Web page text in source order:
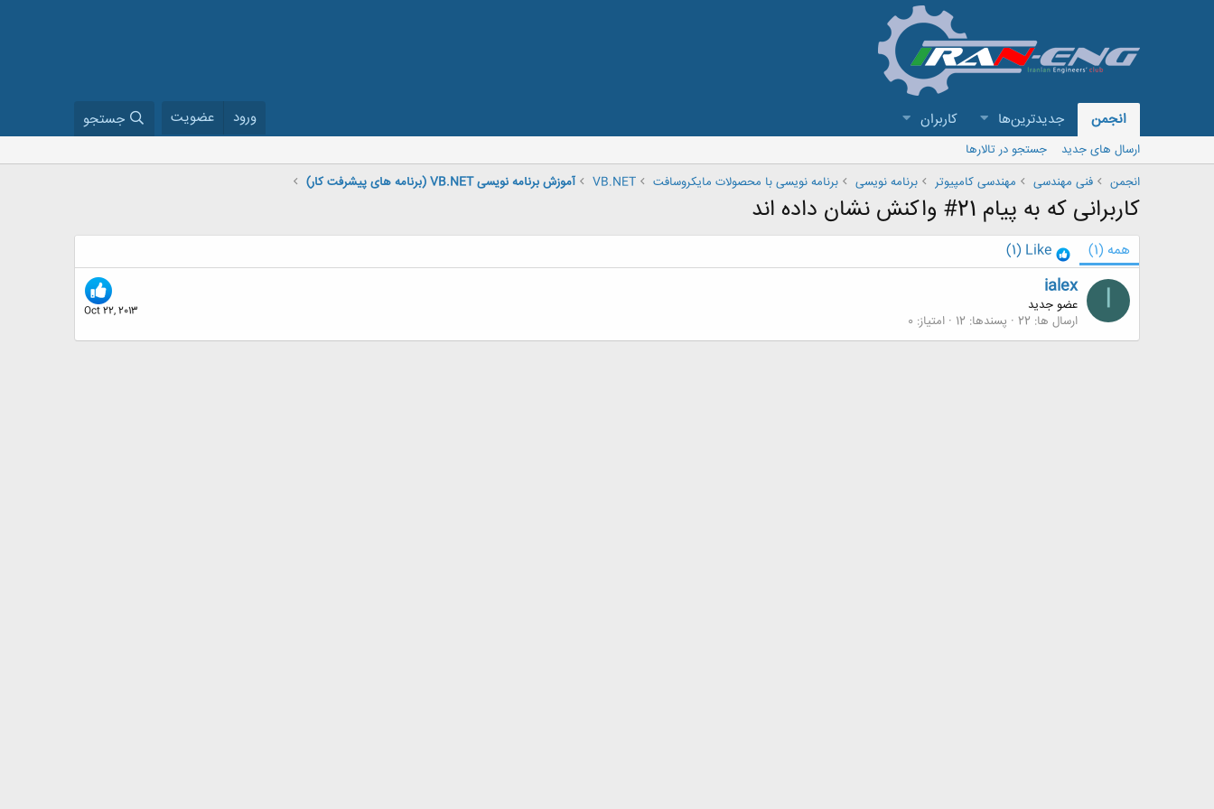
انجمن جدیدترین‌ها کاربران ورود عضویت جستجو
ارسال های جدید
جستجو در تالارها
انجمن
فنی مهندسی مهندسی کامپیوتر برنامه نویسی برنامه نویسی با محصولات مایکروسافت VB.NET آموزش برنامه نویسی VB.NET (برنامه های پيشرفت کار)
کاربرانی که به پیام 21# واکنش نشان داده اند
همه (1)
Like
(1)
I
Oct 22, 2013
ialex
عضو جدید
ارسال ها 22 پسندها 12 امتیاز 0